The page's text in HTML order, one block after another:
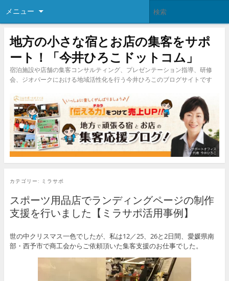
メニュー
地方の小さな宿とお店の集客をサポ
ート！「今井ひろこドットコム」
宿泊施設や店舗の集客コンサルティング、プレゼンテーション指導、研修
会、ジオパークにおける地域活性化を行う今井ひろこのブログサイトです
カテゴリー: ミラサポ
スポーツ用品店でランディングページの制作
支援を行いました【ミラサポ活用事例】
世の中クリスマス一色でしたが、私は12／25、26と2日間、愛媛県南
部・西予市で商工会からご依頼頂いた集客支援のお仕事でした。